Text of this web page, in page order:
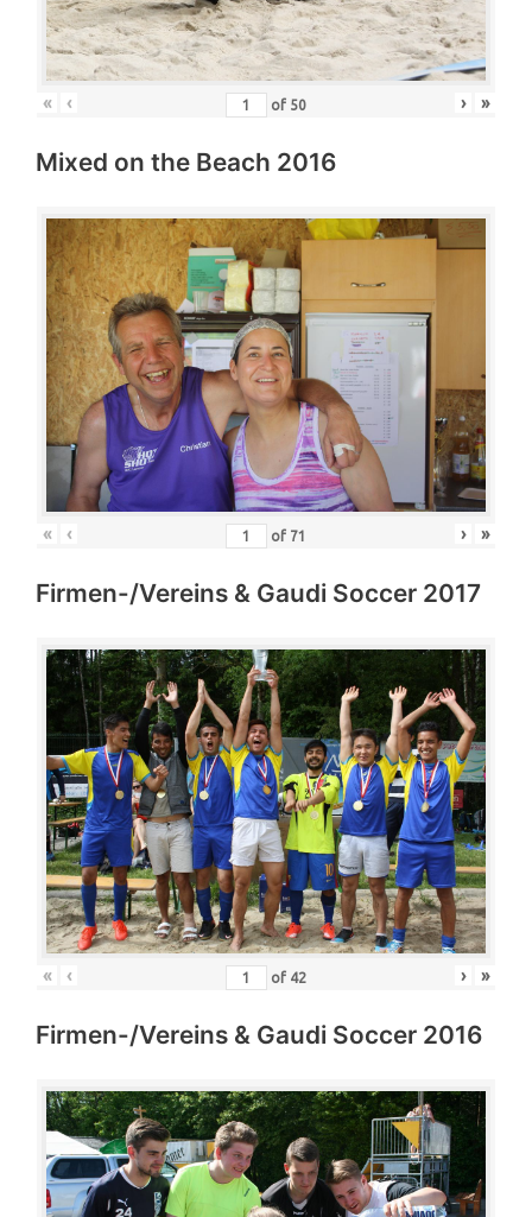
« ‹ of 50 › »
Mixed on the Beach 2016
« ‹ of 71 › »
Firmen-/Vereins & Gaudi Soccer 2017
« ‹ of 42 › »
Firmen-/Vereins & Gaudi Soccer 2016